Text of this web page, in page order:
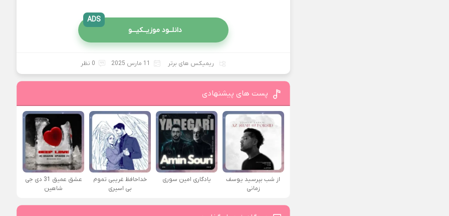
دانلــود موزیــکیـــو
ADS
ریمیکس های برتر 11 مارس 2025 0 نظر
پست های پیشنهادی
از شب بپرسید یوسف
زمانی
یادگاری امین سوری
خداحافظ غریبی تموم
بی اسیری
عشق عمیق 31 دی جی
شاهین